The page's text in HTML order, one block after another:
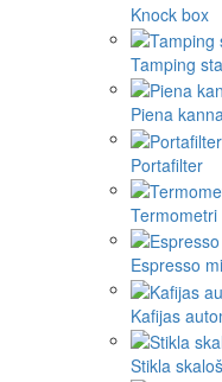
Knock box
Tamping
Piena
Portafilter
Termometri
Espresso
Kafijas
Stikla